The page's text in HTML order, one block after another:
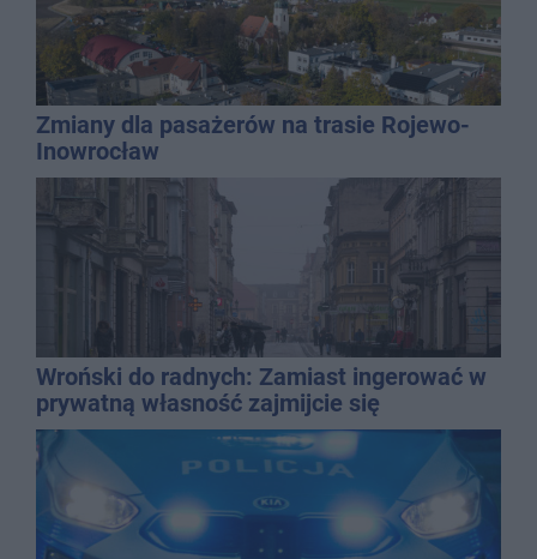
Zmiany dla pasażerów na trasie Rojewo-
Inowrocław
Wroński do radnych: Zamiast ingerować w
prywatną własność zajmijcie się
gospodarką